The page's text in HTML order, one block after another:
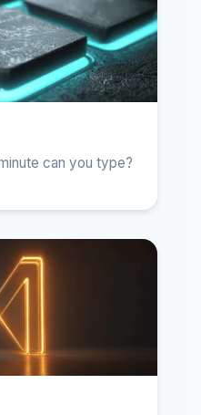
can you type?